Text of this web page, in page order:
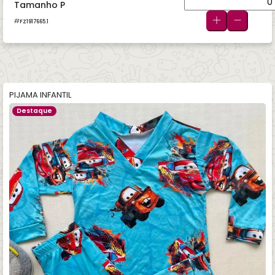
Tamanho P
FZ1917665.1
PIJAMA INFANTIL
Destaque